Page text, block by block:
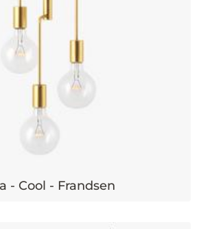
- Cool - Frandsen